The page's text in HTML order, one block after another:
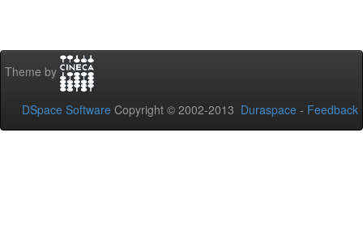
Theme by
DSpace Software Copyright © 2002-2013 Duraspace - Feedback